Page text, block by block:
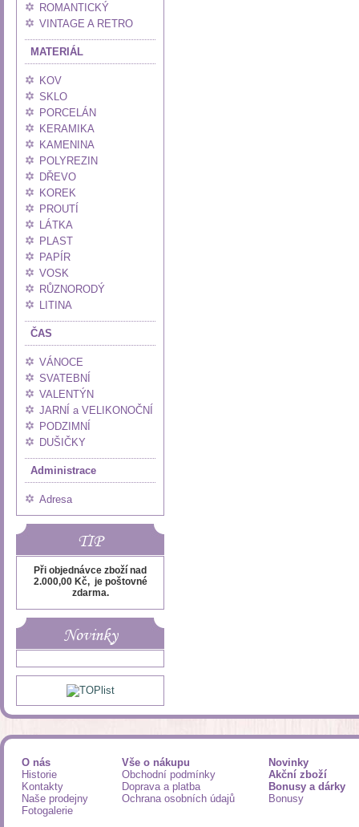
ROMANTICKÝ
VINTAGE A RETRO
MATERIÁL
KOV
SKLO
PORCELÁN
KERAMIKA
KAMENINA
POLYREZIN
DŘEVO
KOREK
PROUTÍ
LÁTKA
PLAST
PAPÍR
VOSK
RŮZNORODÝ
LITINA
ČAS
VÁNOCE
SVATEBNÍ
VALENTÝN
JARNÍ a VELIKONOČNÍ
PODZIMNÍ
DUŠIČKY
Administrace
Adresa
TIP
Při objednávce zboží nad
2.000,00 Kč, je poštovné
zdarma.
Novinky
O nás
Historie
Kontakty
Naše prodejny
Fotogalerie
Vše o nákupu
Obchodní podmínky
Doprava a platba
Ochrana osobních údajů
Novinky
Akční zboží
Bonusy a dárky
Bonusy